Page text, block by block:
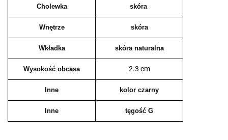
Cholewka skóra
Wnętrze skóra
Wkładka skóra naturalna
Wysokość obcasa 2.3 cm
Inne kolor czarny
Inne tęgość G